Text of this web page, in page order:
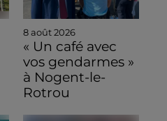
8 août 2026
« Un café avec
vos gendarmes »
à Nogent-le-
Rotrou